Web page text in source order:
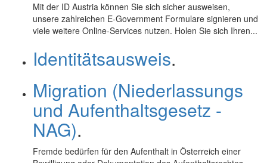
Mit der ID Austria können Sie sich sicher ausweisen,
unsere zahlreichen E-Government Formulare signieren und
viele weitere Online-Services nutzen. Holen Sie sich Ihren...
Identitätsausweis.
Migration (Niederlassungs
und Aufenthaltsgesetz -
NAG).
Fremde bedürfen für den Aufenthalt in Österreich einer